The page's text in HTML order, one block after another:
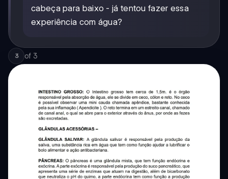
cabeça para baixo - já tentou fazer essa
experiência com água?
3 of 3